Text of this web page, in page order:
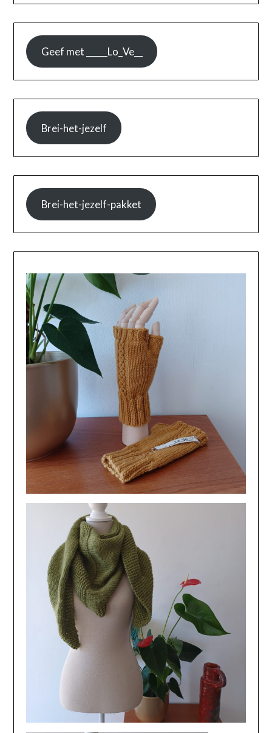
Geef met _____Lo_Ve__
Brei-het-jezelf
Brei-het-jezelf-pakket